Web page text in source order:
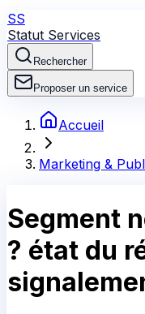
SS
Statut Services
Rechercher
Proposer un service
Accueil
Marketing &
Segment
? état du